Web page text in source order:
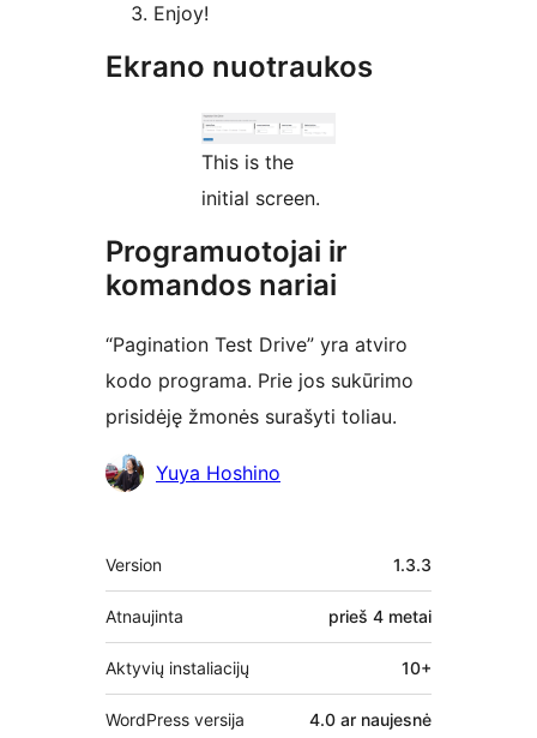
Enjoy!
Ekrano nuotraukos
This is the
initial screen.
Programuotojai ir
komandos nariai
“Pagination Test Drive” yra atviro
kodo programa. Prie jos sukūrimo
prisidėję žmonės surašyti toliau.
AutoriaiYuya Hoshino
Metainformacija
Version 1.3.3
Atnaujinta prieš 4 metai
Aktyvių instaliacijų 10+
WordPress versija 4.0 ar naujesnė